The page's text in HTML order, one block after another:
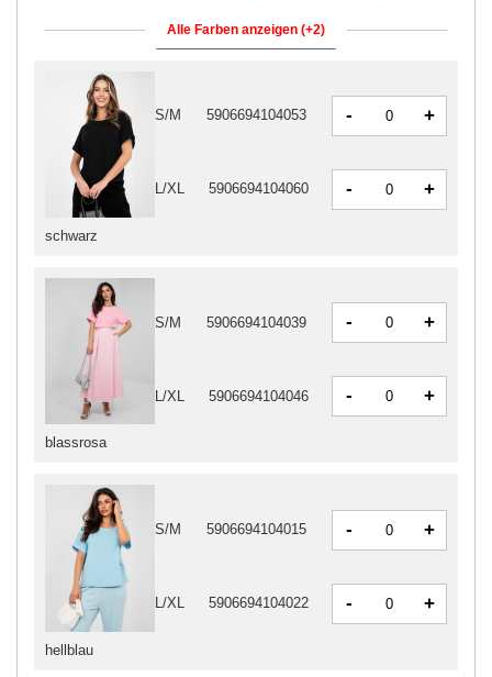
Alle Farben anzeigen (+2)
blassrosa
S/M 5906694104039 - +
L/XL 5906694104046 - +
hellblau
S/M 5906694104015 - +
L/XL 5906694104022 - +
schwarz
S/M 5906694104053 - +
L/XL 5906694104060 - +